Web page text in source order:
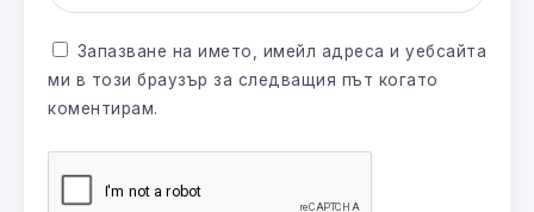
Запазване на името, имейл адреса и уебсайта
ми в този браузър за следващия път когато
коментирам.